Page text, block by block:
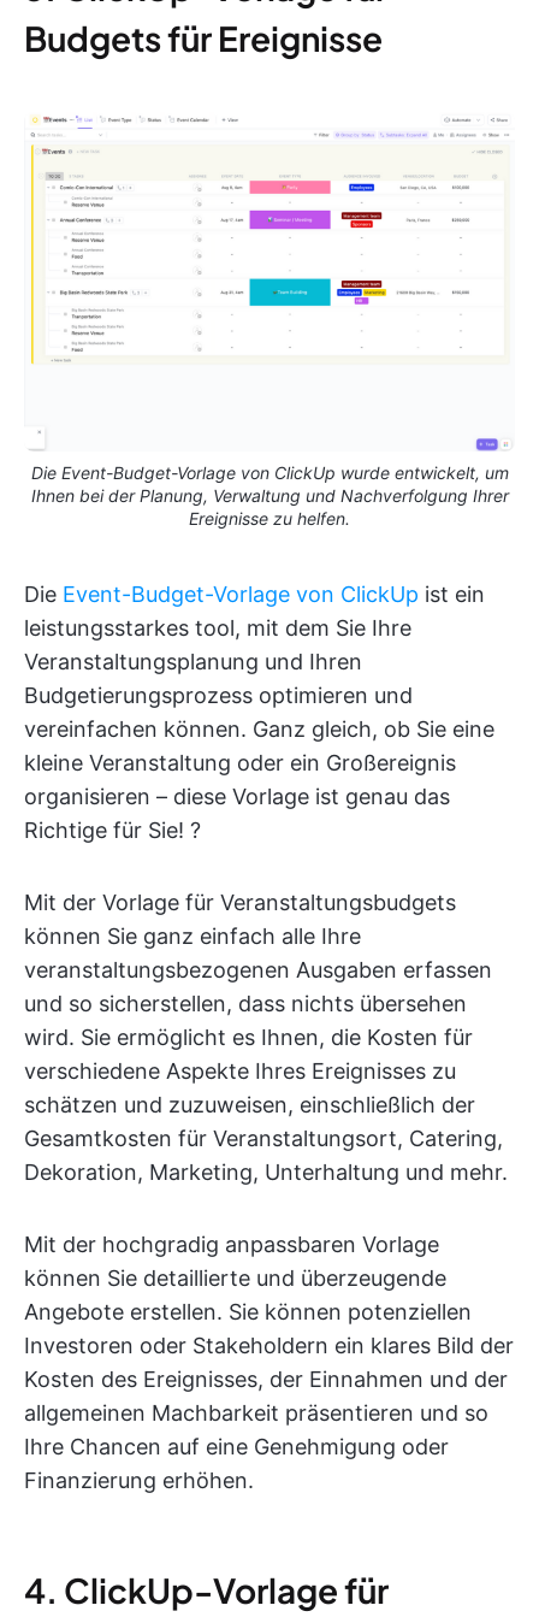
Budgets für Ereignisse
Die Event-Budget-Vorlage von ClickUp wurde entwickelt, um
Ihnen bei der Planung, Verwaltung und Nachverfolgung Ihrer
Ereignisse zu helfen.
Die Event-Budget-Vorlage von ClickUp ist ein
leistungsstarkes tool, mit dem Sie Ihre
Veranstaltungsplanung und Ihren
Budgetierungsprozess optimieren und
vereinfachen können. Ganz gleich, ob Sie eine
kleine Veranstaltung oder ein Großereignis
organisieren – diese Vorlage ist genau das
Richtige für Sie! ?
Mit der Vorlage für Veranstaltungsbudgets
können Sie ganz einfach alle Ihre
veranstaltungsbezogenen Ausgaben erfassen
und so sicherstellen, dass nichts übersehen
wird. Sie ermöglicht es Ihnen, die Kosten für
verschiedene Aspekte Ihres Ereignisses zu
schätzen und zuzuweisen, einschließlich der
Gesamtkosten für Veranstaltungsort, Catering,
Dekoration, Marketing, Unterhaltung und mehr.
Mit der hochgradig anpassbaren Vorlage
können Sie detaillierte und überzeugende
Angebote erstellen. Sie können potenziellen
Investoren oder Stakeholdern ein klares Bild der
Kosten des Ereignisses, der Einnahmen und der
allgemeinen Machbarkeit präsentieren und so
Ihre Chancen auf eine Genehmigung oder
Finanzierung erhöhen.
4. ClickUp-Vorlage für